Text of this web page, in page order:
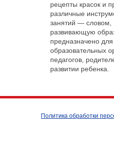
рецепты красок и
различные
занятий — словом,
развивающую
предназначено
образовательных
педагогов,
развитии ребенка.
Политика обработки